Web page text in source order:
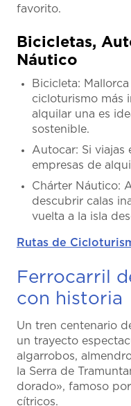
favorito.
Bicicletas,
Náutico
Bicicleta:
cicloturismo más
alquilar una es
sostenible.
Autocar: Si viajas
empresas de
Chárter Náutico:
descubrir calas
vuelta a la isla
Rutas de
Ferrocarril
con historia
Un tren centenario
un trayecto
algarrobos,
la Serra de
dorado», famoso
cítricos.